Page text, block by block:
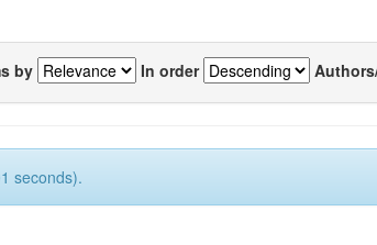
by In order
seconds).